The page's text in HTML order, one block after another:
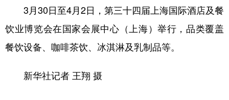
3月30日至4月2日，第三十四届上海国际酒店及餐
饮业博览会在国家会展中心（上海）举行，品类覆盖
餐饮设备、咖啡茶饮、冰淇淋及乳制品等。
新华社记者 王翔 摄